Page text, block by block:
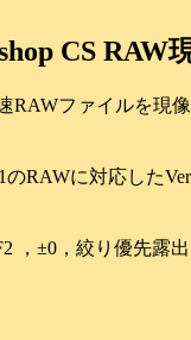
CS RAW
RAWファイルを現
のRAWに対応した
，±0，絞り優先露